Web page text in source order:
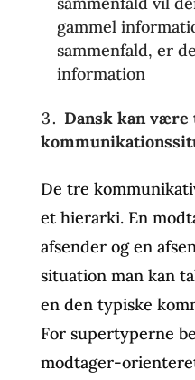
gammel
sammenfald, er
information
Dansk kan
De tre
et hierarki. En
afsender og en
situation man kan
en den typiske
For supertyperne
modtager-